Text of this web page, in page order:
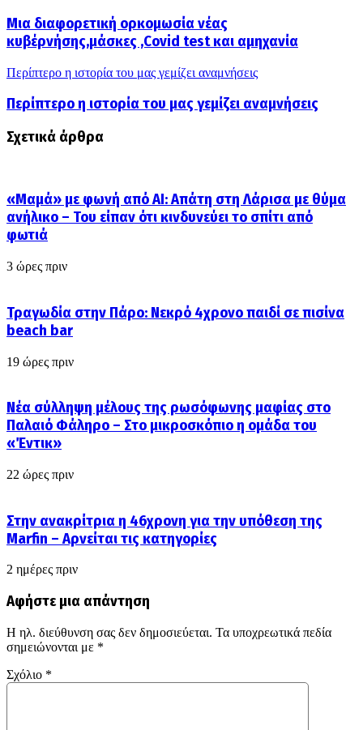
Mια διαφορετική ορκομωσία νέας
κυβέρνήσης,μάσκες ,Covid test και αμηχανία
Περίπτερο η ιστορία του μας γεμίζει αναμνήσεις
Περίπτερο η ιστορία του μας γεμίζει αναμνήσεις
Σχετικά άρθρα
«Μαμά» με φωνή από AI: Απάτη στη Λάρισα με θύμα
ανήλικο – Του είπαν ότι κινδυνεύει το σπίτι από
φωτιά
3 ώρες πριν
Τραγωδία στην Πάρο: Νεκρό 4χρονο παιδί σε πισίνα
beach bar
19 ώρες πριν
Νέα σύλληψη μέλους της ρωσόφωνης μαφίας στο
Παλαιό Φάληρο – Στο μικροσκόπιο η ομάδα του
«Έντικ»
22 ώρες πριν
Στην ανακρίτρια η 46χρονη για την υπόθεση της
Marfin – Αρνείται τις κατηγορίες
2 ημέρες πριν
Αφήστε μια απάντηση
Η ηλ. διεύθυνση σας δεν δημοσιεύεται. Τα υποχρεωτικά πεδία
σημειώνονται με *
Σχόλιο *